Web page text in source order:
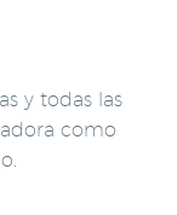
y todas las
como